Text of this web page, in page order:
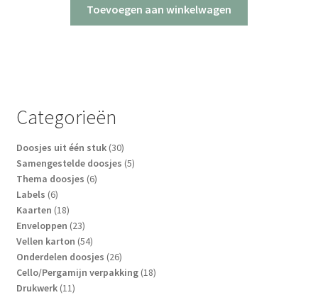
Toevoegen aan winkelwagen
Categorieën
Doosjes uit één stuk 3030
producten
Samengestelde doosjes 55
Thema doosjes 66
Labels 66
producten
Kaarten 1818
producten
Enveloppen 2323
producten
Vellen karton 5454
producten
Onderdelen doosjes 2626
producten
Cello/Pergamijn verpakking 1818
Drukwerk 1111